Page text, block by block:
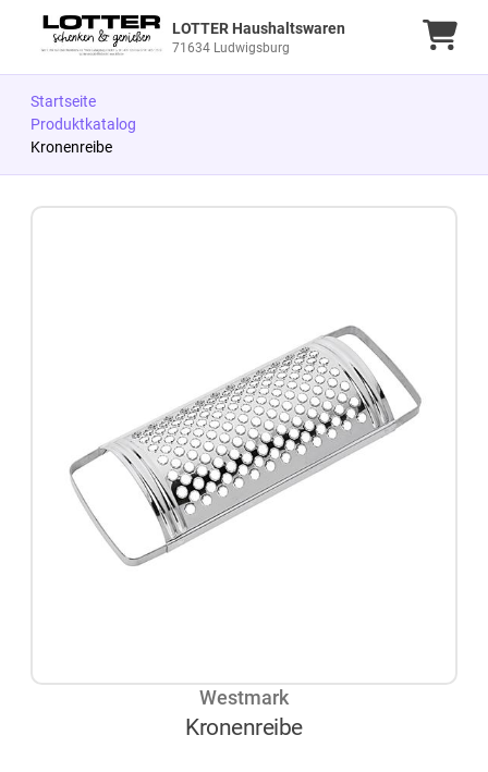
LOTTER Haushaltswaren
71634 Ludwigsburg
Startseite
Produktkatalog
Kronenreibe
Westmark
Kronenreibe